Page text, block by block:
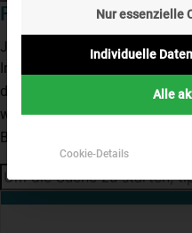
Fußball im KZ
Juni 30, 2026 7:19 a.m.
Im RundgangPlus wird die
dem Thema Fußball und dem
werden ausgewählte
Bereich Fußball vorgestellt.
Nur essenzielle
Individuelle
Alle
Cookie-Details